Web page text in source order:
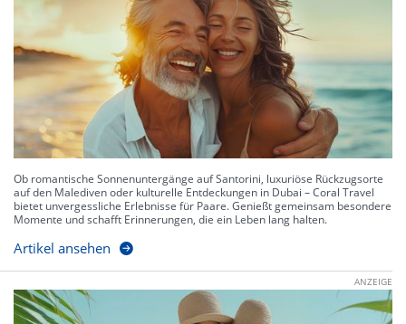
Ob romantische Sonnenuntergänge auf Santorini, luxuriöse Rückzugsorte
auf den Malediven oder kulturelle Entdeckungen in Dubai – Coral Travel
bietet unvergessliche Erlebnisse für Paare. Genießt gemeinsam besondere
Momente und schafft Erinnerungen, die ein Leben lang halten.
Artikel ansehen
ANZEIGE